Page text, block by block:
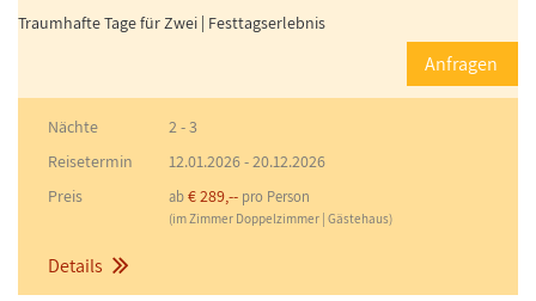
Traumhafte Tage für Zwei | Festtagserlebnis
Anfragen
Nächte
2 - 3
Reisetermin
12.01.2026-20.12.2026
Preis
ab€ 289,-- pro Person
(im Zimmer Doppelzimmer | Gästehaus)
Details